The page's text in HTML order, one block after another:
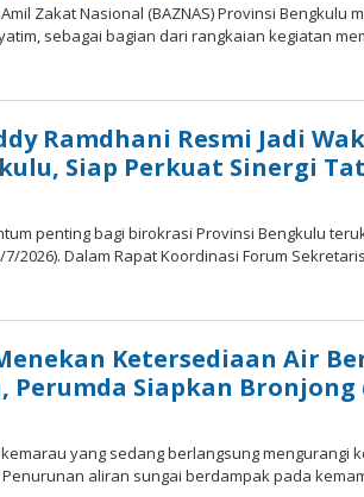
Amil Zakat Nasional (BAZNAS) Provinsi Bengkulu
sebagai bagian dari rangkaian kegiatan
Ramdhani Resmi Jadi
Siap Perkuat Sinergi
penting bagi birokrasi Provinsi Bengkulu
7/2026). Dalam Rapat Koordinasi Forum Sekretaris
Ketersediaan Air
Perumda Siapkan
kemarau yang sedang berlangsung
aliran sungai berdampak pada